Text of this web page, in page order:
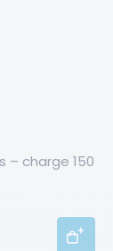
– charge 150